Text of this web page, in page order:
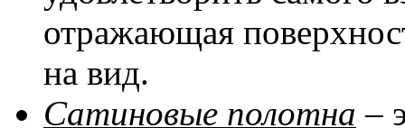
отражающая
на вид.
Сатиновые полотна –